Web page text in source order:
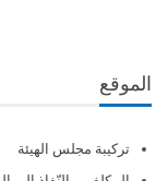
الموقع
تركيبة مجلس الهيئة